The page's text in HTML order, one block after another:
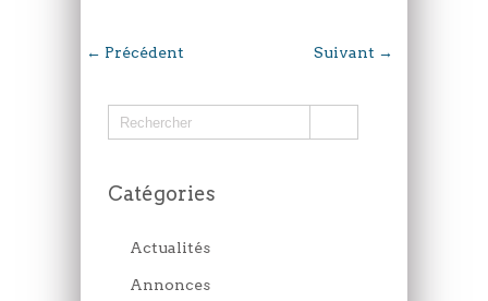
← Précédent Suivant →
Catégories
Actualités
Annonces